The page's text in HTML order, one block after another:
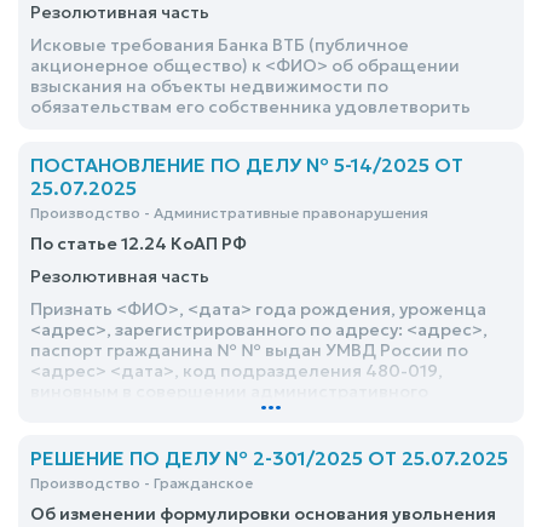
Резолютивная часть
Исковые требования Банка ВТБ (публичное
акционерное общество) к <ФИО> об обращении
взыскания на объекты недвижимости по
обязательствам его собственника удовлетворить
ПОСТАНОВЛЕНИЕ ПО ДЕЛУ № 5-14/2025 ОТ
25.07.2025
Производство - Административные правонарушения
По статье 12.24 КоАП РФ
Резолютивная часть
Признать <ФИО>, <дата> года рождения, уроженца
<адрес>, зарегистрированного по адресу: <адрес>,
паспорт гражданина № № выдан УМВД России по
<адрес> <дата>, код подразделения 480-019,
правонарушения, предусмотренного ч. 1 ст. 12.24
административных правонарушениях и назначить
административное наказание в виде
административного штрафа в размере 3750 (Три
тысячи семьсот пятьдесят) рублей
...
РЕШЕНИЕ ПО ДЕЛУ № 2-301/2025 ОТ 25.07.2025
Производство - Гражданское
Об изменении формулировки основания увольнения